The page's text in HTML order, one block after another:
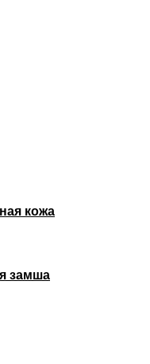
кожа
замша